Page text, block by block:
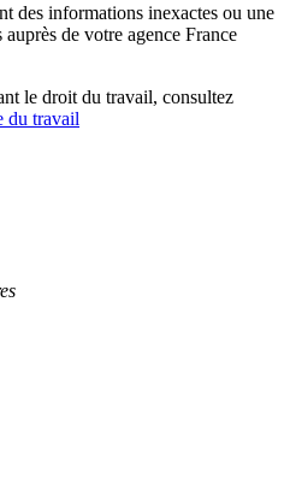
des informations inexactes ou une
auprès de votre agence France
le droit du travail, consultez
du travail